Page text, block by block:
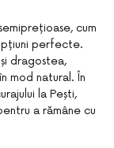
cum
perfecte.
dragostea,
mod natural. În
la Pești,
a rămâne cu